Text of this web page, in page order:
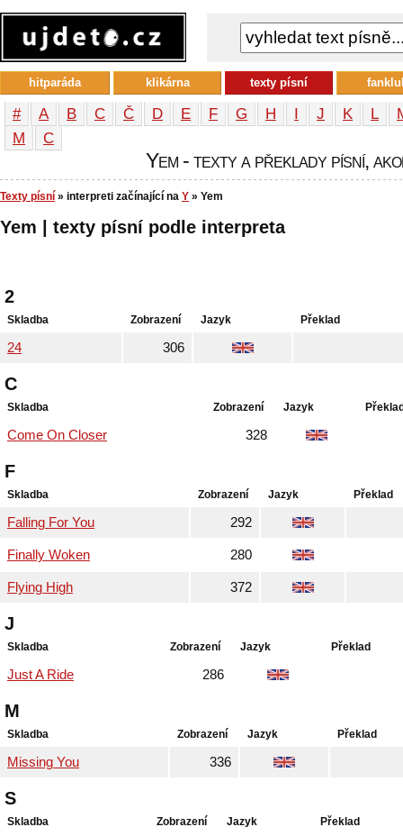
# A B C Č D E F G H I J K L
М
С
Yem - texty a překlady písní,
Texty písní » interpreti začínající na Y » Yem
Yem | texty písní podle interpreta
2
Skladba Zobrazení Jazyk Překlad
24 306
C
Skladba Zobrazení Jazyk
Come On Closer 328
F
Skladba Zobrazení Jazyk Překlad
Falling For You 292
Finally Woken 280
Flying High 372
J
Skladba Zobrazení Jazyk Překlad
Just A Ride 286
M
Skladba Zobrazení Jazyk Překlad
Missing You 336
S
Skladba Zobrazení Jazyk Překlad
hitparáda klikárna texty písní